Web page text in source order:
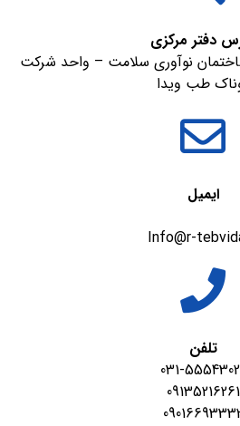
دفتر مرکزی
نوآوری سلامت – واحد شرکت
طب ویدا
ایمیل
Info@r-
تلفن
031-
09135216261